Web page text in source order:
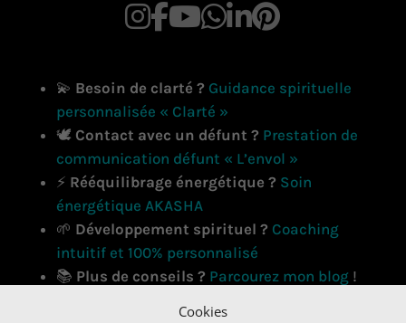
Cookies
💫 Besoin de clarté ? Guidance spirituelle
personnalisée « Clarté »
🕊️ Contact avec un défunt ? Prestation de
communication défunt « L’envol »
⚡ Rééquilibrage énergétique ? Soin
énergétique AKASHA
🌱 Développement spirituel ? Coaching
intuitif et 100% personnalisé
📚 Plus de conseils ? Parcourez mon blog !
Ce site ne fait pas partie du site Facebook ou